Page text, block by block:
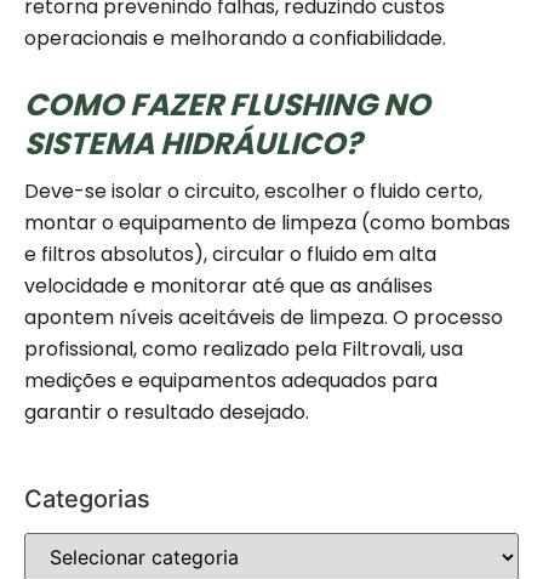
retorna prevenindo falhas, reduzindo custos
operacionais e melhorando a confiabilidade.
COMO FAZER FLUSHING NO
SISTEMA HIDRÁULICO?
Deve-se isolar o circuito, escolher o fluido certo,
montar o equipamento de limpeza (como bombas
e filtros absolutos), circular o fluido em alta
velocidade e monitorar até que as análises
apontem níveis aceitáveis de limpeza. O processo
profissional, como realizado pela Filtrovali, usa
medições e equipamentos adequados para
garantir o resultado desejado.
Categorias